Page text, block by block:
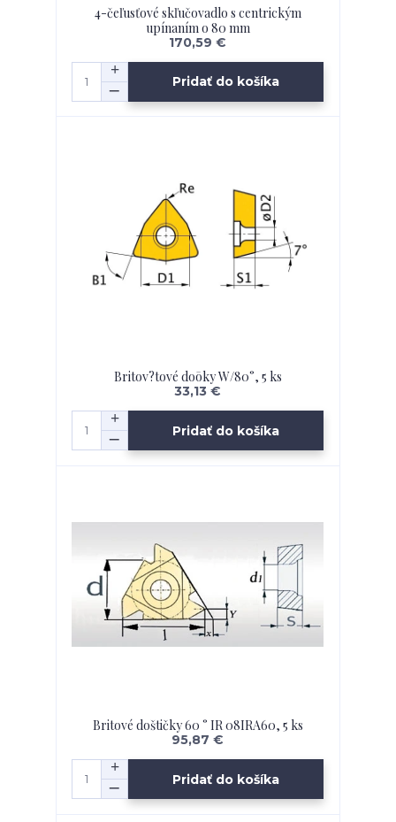
4-čeľusťové skľučovadlo s centrickým
upínaním o 80 mm
170,59 €
Pridať do košíka
Britov?tové doōky W/80°, 5 ks
33,13 €
Pridať do košíka
Britové doštičky 60 ° IR 08IRA60, 5 ks
95,87 €
Pridať do košíka